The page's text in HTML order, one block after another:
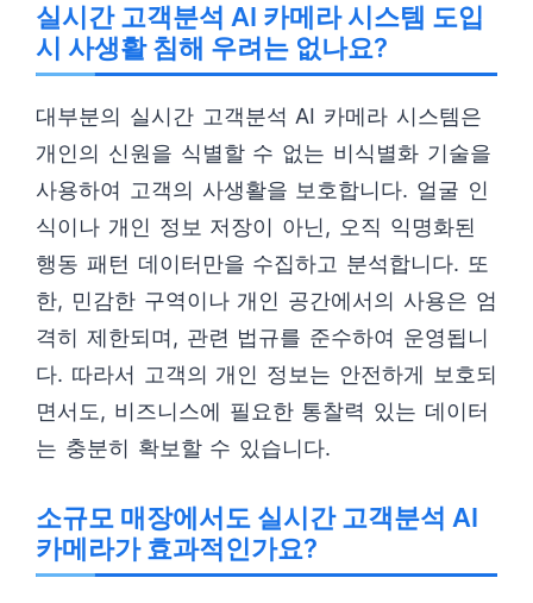
실시간 고객분석 AI 카메라 시스템 도입
시 사생활 침해 우려는 없나요?
대부분의 실시간 고객분석 AI 카메라 시스템은
개인의 신원을 식별할 수 없는 비식별화 기술을
사용하여 고객의 사생활을 보호합니다. 얼굴 인
식이나 개인 정보 저장이 아닌, 오직 익명화된
행동 패턴 데이터만을 수집하고 분석합니다. 또
한, 민감한 구역이나 개인 공간에서의 사용은 엄
격히 제한되며, 관련 법규를 준수하여 운영됩니
다. 따라서 고객의 개인 정보는 안전하게 보호되
면서도, 비즈니스에 필요한 통찰력 있는 데이터
는 충분히 확보할 수 있습니다.
소규모 매장에서도 실시간 고객분석 AI
카메라가 효과적인가요?